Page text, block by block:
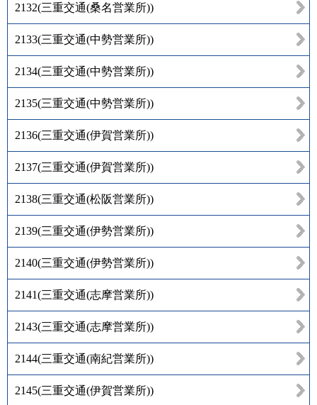
2132(三重交通(桑名営業所))
2133(三重交通(中勢営業所))
2134(三重交通(中勢営業所))
2135(三重交通(中勢営業所))
2136(三重交通(伊賀営業所))
2137(三重交通(伊賀営業所))
2138(三重交通(松阪営業所))
2139(三重交通(伊勢営業所))
2140(三重交通(伊勢営業所))
2141(三重交通(志摩営業所))
2143(三重交通(志摩営業所))
2144(三重交通(南紀営業所))
2145(三重交通(伊賀営業所))